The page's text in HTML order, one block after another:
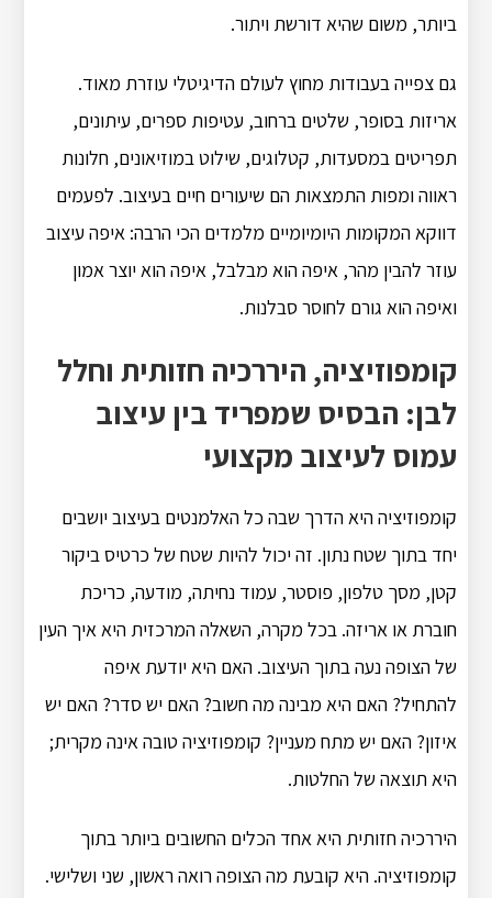
ביותר, משום שהיא דורשת ויתור.
גם צפייה בעבודות מחוץ לעולם הדיגיטלי עוזרת מאוד.
אריזות בסופר, שלטים ברחוב, עטיפות ספרים, עיתונים,
תפריטים במסעדות, קטלוגים, שילוט במוזיאונים, חלונות
ראווה ומפות התמצאות הם שיעורים חיים בעיצוב. לפעמים
דווקא המקומות היומיומיים מלמדים הכי הרבה: איפה עיצוב
עוזר להבין מהר, איפה הוא מבלבל, איפה הוא יוצר אמון
ואיפה הוא גורם לחוסר סבלנות.
קומפוזיציה, היררכיה חזותית וחלל
לבן: הבסיס שמפריד בין עיצוב
עמוס לעיצוב מקצועי
קומפוזיציה היא הדרך שבה כל האלמנטים בעיצוב יושבים
יחד בתוך שטח נתון. זה יכול להיות שטח של כרטיס ביקור
קטן, מסך טלפון, פוסטר, עמוד נחיתה, מודעה, כריכת
חוברת או אריזה. בכל מקרה, השאלה המרכזית היא איך העין
של הצופה נעה בתוך העיצוב. האם היא יודעת איפה
להתחיל? האם היא מבינה מה חשוב? האם יש סדר? האם יש
איזון? האם יש מתח מעניין? קומפוזיציה טובה אינה מקרית;
היא תוצאה של החלטות.
היררכיה חזותית היא אחד הכלים החשובים ביותר בתוך
קומפוזיציה. היא קובעת מה הצופה רואה ראשון, שני ושלישי.